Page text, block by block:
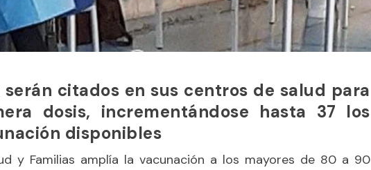
serán citados en sus centros de salud para
dosis, incrementándose hasta 37 los
disponibles
y Familias amplía la vacunación a los mayores de 80 a 90